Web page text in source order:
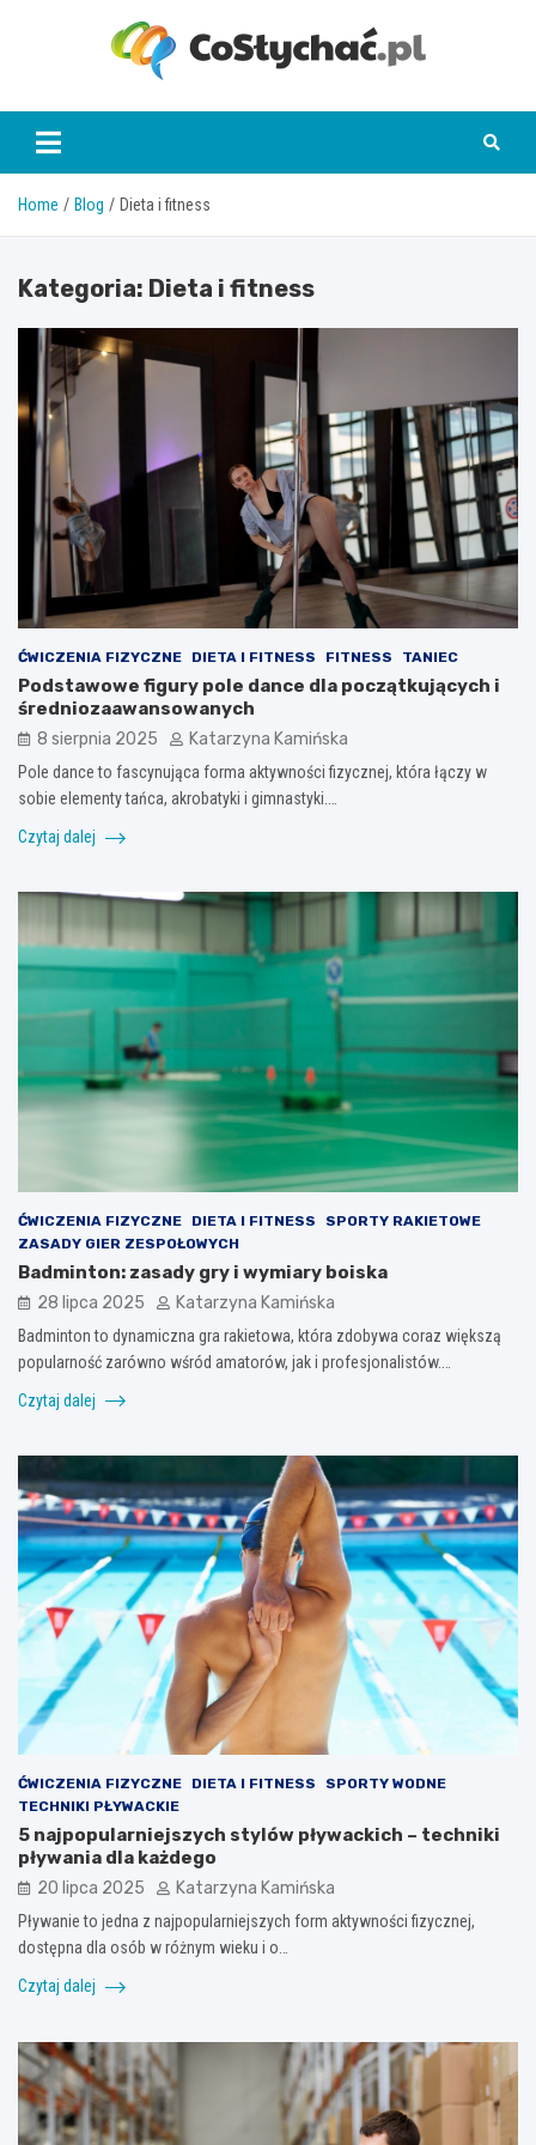
coslychac.pl
Home Blog Dieta i fitness
Kategoria: Dieta i fitness
ĆWICZENIA FIZYCZNE DIETA I FITNESS FITNESS TANIEC
Podstawowe figury pole dance dla początkujących i
średniozaawansowanych
8 sierpnia 2025 Katarzyna Kamińska
Pole dance to fascynująca forma aktywności fizycznej, która łączy w
sobie elementy tańca, akrobatyki i gimnastyki.…
Czytaj dalej
ĆWICZENIA FIZYCZNE DIETA I FITNESS
SPORTY RAKIETOWE
ZASADY GIER ZESPOŁOWYCH
Badminton: zasady gry i wymiary boiska
28 lipca 2025 Katarzyna Kamińska
Badminton to dynamiczna gra rakietowa, która zdobywa coraz większą
popularność zarówno wśród amatorów, jak i profesjonalistów.…
Czytaj dalej
ĆWICZENIA FIZYCZNE DIETA I FITNESS
SPORTY WODNE
TECHNIKI PŁYWACKIE
5 najpopularniejszych stylów pływackich – techniki
pływania dla każdego
20 lipca 2025 Katarzyna Kamińska
Pływanie to jedna z najpopularniejszych form aktywności fizycznej,
dostępna dla osób w różnym wieku i o…
Czytaj dalej